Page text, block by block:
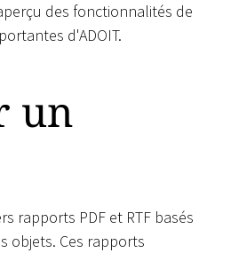
des fonctionnalités de
d'ADOIT.
un
rapports PDF et RTF basés
objets. Ces rapports